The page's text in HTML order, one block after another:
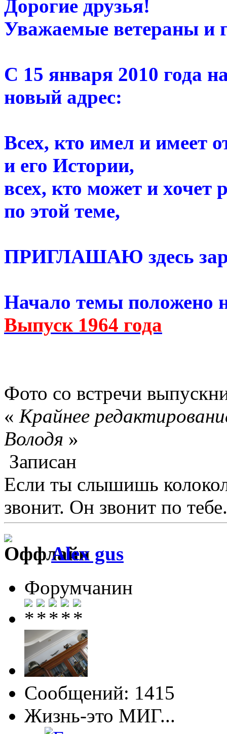
Дорогие друзья!
Уважаемые ветераны и
С 15 января 2010 года
новый адрес:
Всех, кто имел и
и его Истории,
всех, кто может и хочет
по этой теме,
ПРИГЛАШАЮ здесь
Начало темы положено
Выпуск 1964 года
Фото со встречи
« Крайнее
Володя »
Записан
Если ты слышишь
звонит. Он звонит по
Alex gus
Форумчанин
Сообщений: 1415
Жизнь-это МИГ...